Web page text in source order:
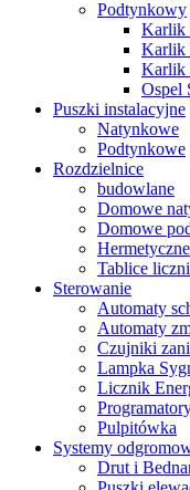
Podtynkowy
Karlik
Karlik
Karlik
Ospel
Puszki instalacyjne
Natynkowe
Podtynkowe
Rozdzielnice
budowlane
Domowe
Domowe
Hermetyczne
Tablice
Sterowanie
Automaty
Automaty
Czujniki
Lampka
Licznik
Pulpitówka
Systemy
Drut i